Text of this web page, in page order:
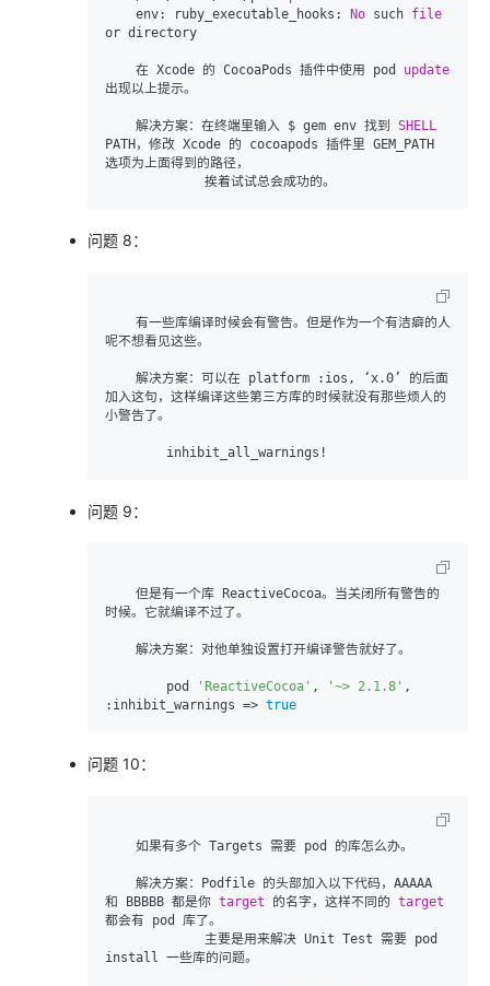
    env: ruby_executable_hooks:
No such file
or directory
    在 Xcode 的 CocoaPods 插件中使用 pod
update
出现以上提示。
    解决方案：在终端里输入 $ gem env 找到
SHELL
PATH，修改 Xcode 的 cocoapods 插件里 GEM_PATH
选项为上面得到的路径，
             挨着试试总会成功的。
问题 8：
加入这句，这样编译这些第三方库的时候就没有那些烦人的
        inhibit_all_warnings!
问题 9：
时候。它就编译不过了。
        pod
'ReactiveCocoa' , '~> 2.1.8' ,
: inhibit_warnings => true
问题 10：
和 BBBBB 都是你 target 的名字，这样不同的 target
都会有 pod 库了。
install 一些库的问题。